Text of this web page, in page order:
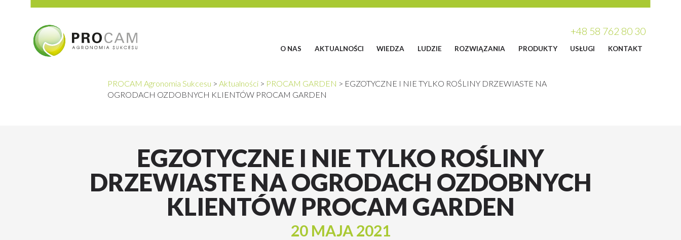
+48 58 762 80 30
O NAS AKTUALNOŚCI WIEDZA LUDZIE ROZWIĄZANIA PRODUKTY USŁUGI KONTAKT
PROCAM Agronomia Sukcesu > Aktualności > PROCAM GARDEN > EGZOTYCZNE I NIE TYLKO ROŚLINY DRZEWIASTE NA
OGRODACH OZDOBNYCH KLIENTÓW PROCAM GARDEN
EGZOTYCZNE I NIE TYLKO ROŚLINY
DRZEWIASTE NA OGRODACH OZDOBNYCH
KLIENTÓW PROCAM GARDEN
20 MAJA 2021